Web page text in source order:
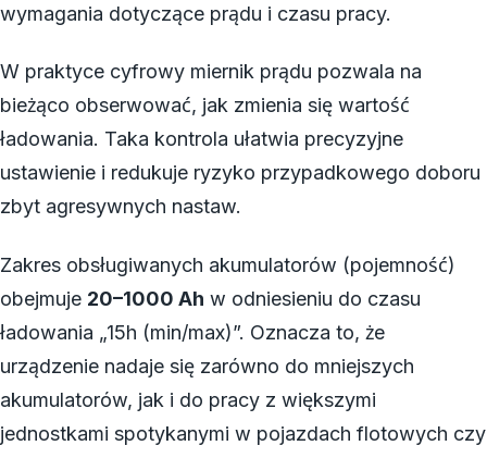
wymagania dotyczące prądu i czasu pracy.
W praktyce cyfrowy miernik prądu pozwala na
bieżąco obserwować, jak zmienia się wartość
ładowania. Taka kontrola ułatwia precyzyjne
ustawienie i redukuje ryzyko przypadkowego doboru
zbyt agresywnych nastaw.
Zakres obsługiwanych akumulatorów (pojemność)
obejmuje 20–1000 Ah w odniesieniu do czasu
ładowania „15h (min/max)”. Oznacza to, że
urządzenie nadaje się zarówno do mniejszych
akumulatorów, jak i do pracy z większymi
jednostkami spotykanymi w pojazdach flotowych czy